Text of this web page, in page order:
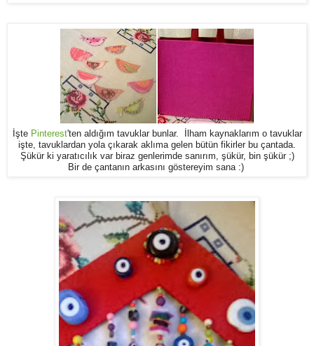
İşte Pinterest'ten aldığım tavuklar bunlar. İlham kaynaklarım o tavuklar
işte, tavuklardan yola çıkarak aklıma gelen bütün fikirler bu çantada.
Şükür ki yaratıcılık var biraz genlerimde sanırım, şükür, bin şükür ;)
Bir de çantanın arkasını göstereyim sana :)